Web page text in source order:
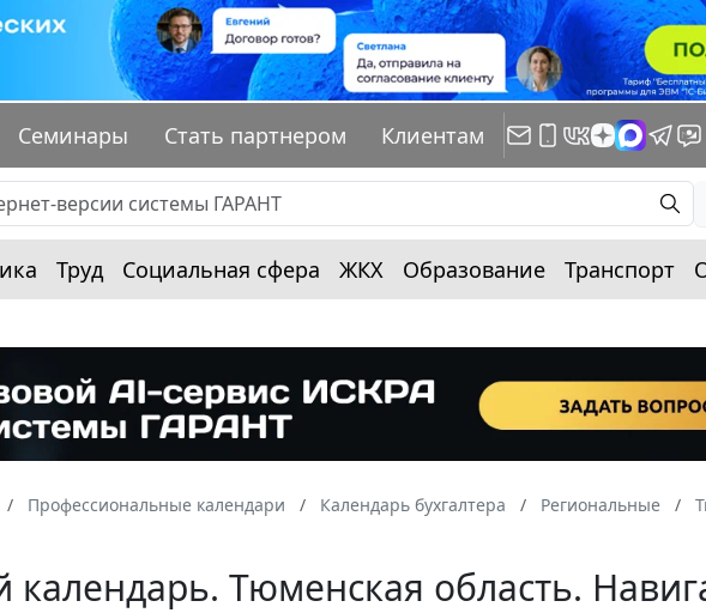
Семинары Стать партнером Клиентам
Труд Социальная сфера ЖКХ Образование Транспорт
Профессиональные календари Календарь бухгалтера Региональные
календарь. Тюменская область.